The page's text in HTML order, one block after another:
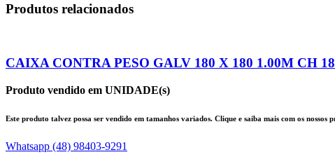
Produtos relacionados
CAIXA CONTRA PESO GALV 180 X 180 1.00M CH
Produto vendido em UNIDADE(s)
Este produto talvez possa ser vendido em tamanhos variados. Clique e saiba mais com os nossos
Whatsapp (48) 98403-9291